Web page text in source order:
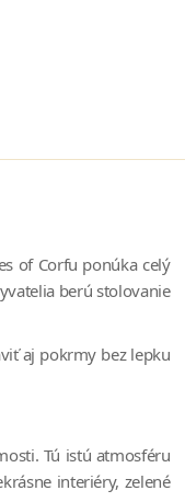
of Corfu ponúka celý
berú stolovanie
aj pokrmy bez lepku
Tú istú atmosféru
interiéry, zelené